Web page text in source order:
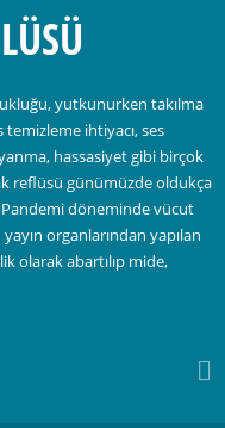
yutkunurken takılma
temizleme ihtiyacı, ses
yanma, hassasiyet gibi birçok
reflüsü günümüzde oldukça
döneminde vücut
organlarından yapılan
olarak abartılıp mide,